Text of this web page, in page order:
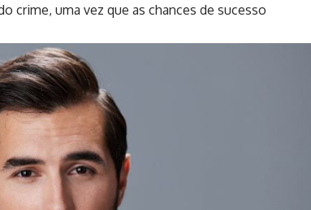
crime, uma vez que as chances de sucesso